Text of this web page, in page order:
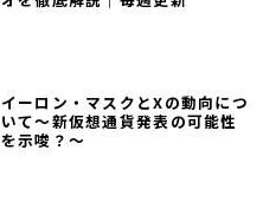
イーロン・マスクとXの動向につ
いて～新仮想通貨発表の可能性
を示唆？～